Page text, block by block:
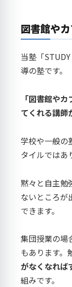
図書館や
当塾「
導の塾です。
「図書館や
てくれる講師
学校や一般の
タイルではあ
黙々と自主勉
ないところが
できます。
集団授業の場
もあります。
がなくなれば
組みです。